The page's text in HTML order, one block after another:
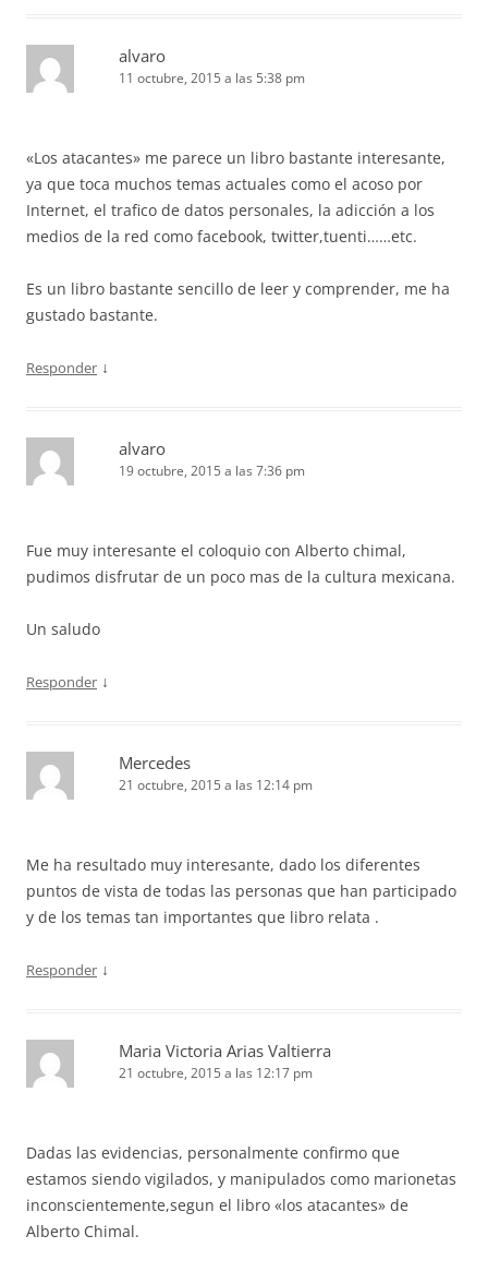
alvaro
11 octubre, 2015 a las 5:38 pm
«Los atacantes» me parece un libro bastante interesante,
ya que toca muchos temas actuales como el acoso por
Internet, el trafico de datos personales, la adicción a los
medios de la red como facebook, twitter,tuenti……etc.
Es un libro bastante sencillo de leer y comprender, me ha
gustado bastante.
Responder ↓
alvaro
19 octubre, 2015 a las 7:36 pm
Fue muy interesante el coloquio con Alberto chimal,
pudimos disfrutar de un poco mas de la cultura mexicana.
Un saludo
Responder ↓
Mercedes
21 octubre, 2015 a las 12:14 pm
Me ha resultado muy interesante, dado los diferentes
puntos de vista de todas las personas que han participado
y de los temas tan importantes que libro relata .
Responder ↓
Maria Victoria Arias Valtierra
21 octubre, 2015 a las 12:17 pm
Dadas las evidencias, personalmente confirmo que
estamos siendo vigilados, y manipulados como marionetas
inconscientemente,segun el libro «los atacantes» de
Alberto Chimal.